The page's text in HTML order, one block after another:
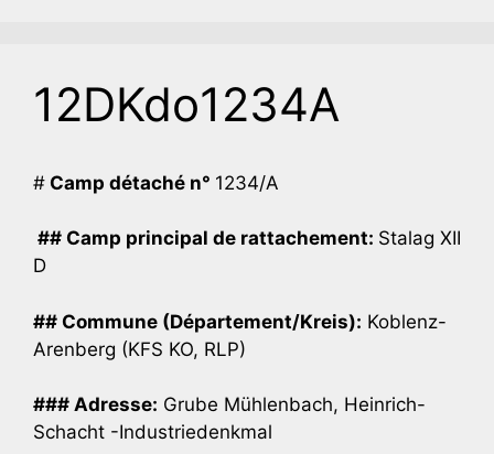
12DKdo1234A
# Camp détaché n° 1234/A
## Camp principal de rattachement: Stalag XII
D
## Commune (Département/Kreis): Koblenz-
Arenberg (KFS KO, RLP)
### Adresse: Grube Mühlenbach, Heinrich-
Schacht -Industriedenkmal